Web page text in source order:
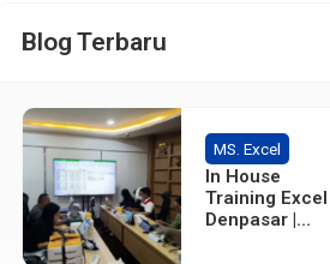
Blog Terbaru
MS. Excel
In House
Training
Denpasar |